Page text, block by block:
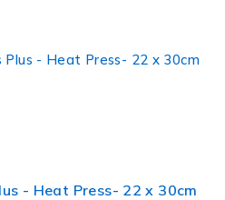
- Heat Press- 22 x 30cm